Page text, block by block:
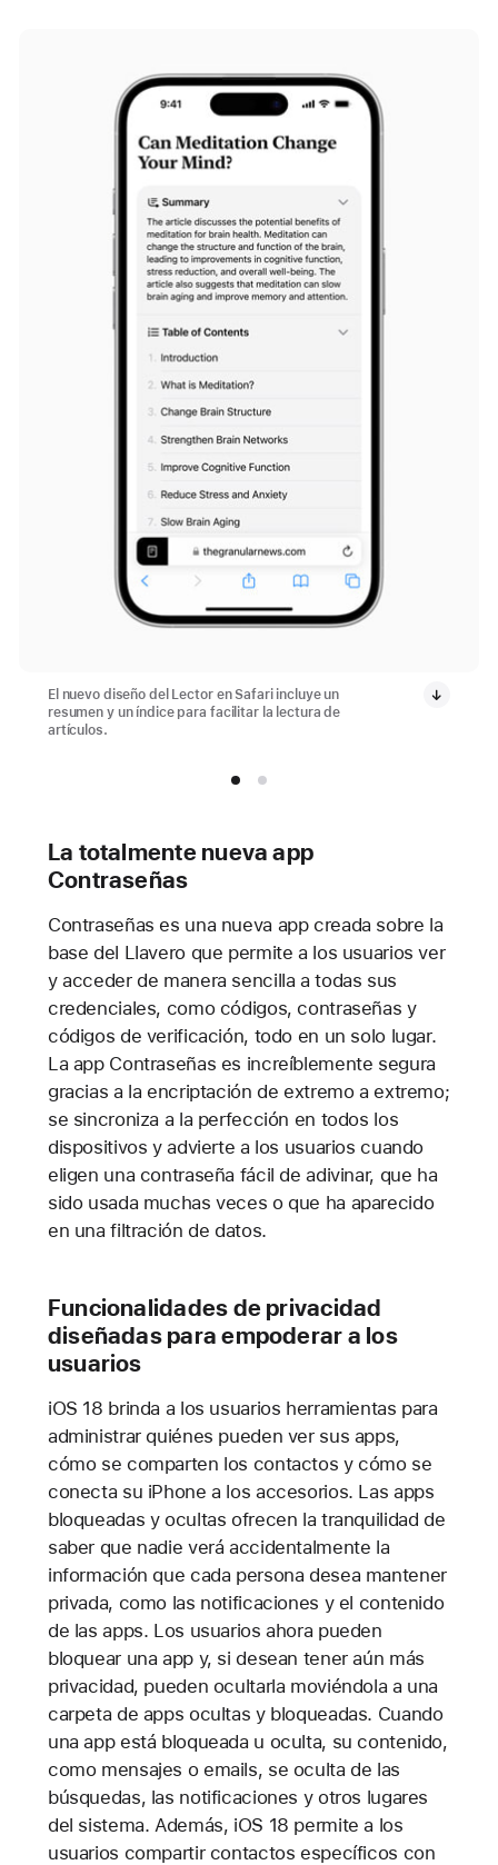
El nuevo diseño del Lector en Safari incluye un
resumen y un índice para facilitar la lectura de
artículos.
La totalmente nueva app
Contraseñas
Contraseñas es una nueva app creada sobre la
base del Llavero que permite a los usuarios ver
y acceder de manera sencilla a todas sus
credenciales, como códigos, contraseñas y
códigos de verificación, todo en un solo lugar.
La app Contraseñas es increíblemente segura
gracias a la encriptación de extremo a extremo;
se sincroniza a la perfección en todos los
dispositivos y advierte a los usuarios cuando
eligen una contraseña fácil de adivinar, que ha
sido usada muchas veces o que ha aparecido
en una filtración de datos.
Funcionalidades de privacidad
diseñadas para empoderar a los
usuarios
iOS 18 brinda a los usuarios herramientas para
administrar quiénes pueden ver sus apps,
cómo se comparten los contactos y cómo se
conecta su iPhone a los accesorios. Las apps
bloqueadas y ocultas ofrecen la tranquilidad de
saber que nadie verá accidentalmente la
información que cada persona desea mantener
privada, como las notificaciones y el contenido
de las apps. Los usuarios ahora pueden
bloquear una app y, si desean tener aún más
privacidad, pueden ocultarla moviéndola a una
carpeta de apps ocultas y bloqueadas. Cuando
una app está bloqueada u oculta, su contenido,
como mensajes o emails, se oculta de las
búsquedas, las notificaciones y otros lugares
del sistema. Además, iOS 18 permite a los
usuarios compartir contactos específicos con